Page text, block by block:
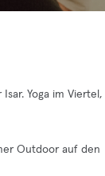
Yoga im Viertel,
Outdoor auf den